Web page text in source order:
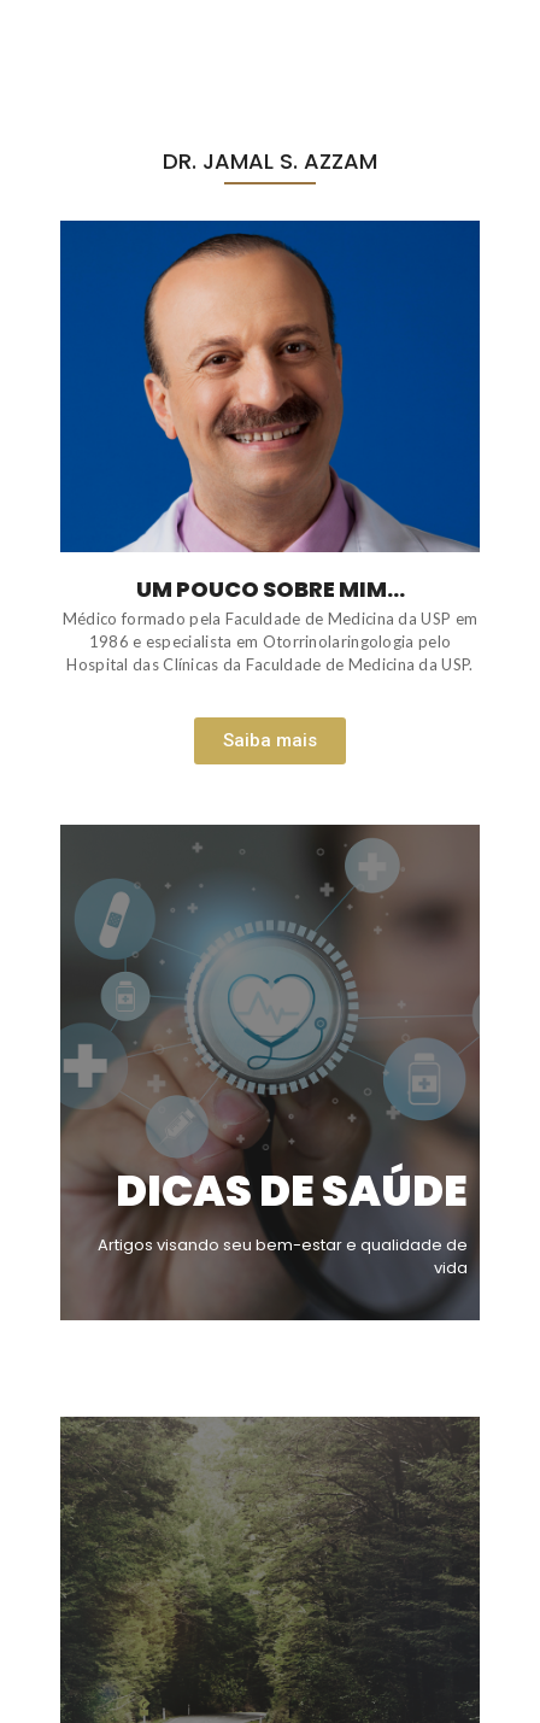
DR. JAMAL S. AZZAM
UM POUCO SOBRE MIM...
Médico formado pela Faculdade de Medicina da USP em
1986 e especialista em Otorrinolaringologia pelo
Hospital das Clínicas da Faculdade de Medicina da USP.
Saiba mais
DICAS DE SAÚDE
Artigos visando seu bem-estar e qualidade de
vida